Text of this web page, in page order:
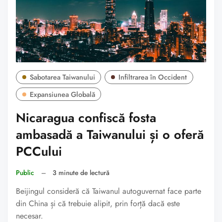
Sabotarea Taiwanului
Infiltrarea în Occident
Expansiunea Globală
Nicaragua confiscă fosta
ambasadă a Taiwanului și o oferă
PCCului
Public – 3 minute de lectură
Beijingul consideră că Taiwanul autoguvernat face parte
din China și că trebuie alipit, prin forță dacă este
necesar.